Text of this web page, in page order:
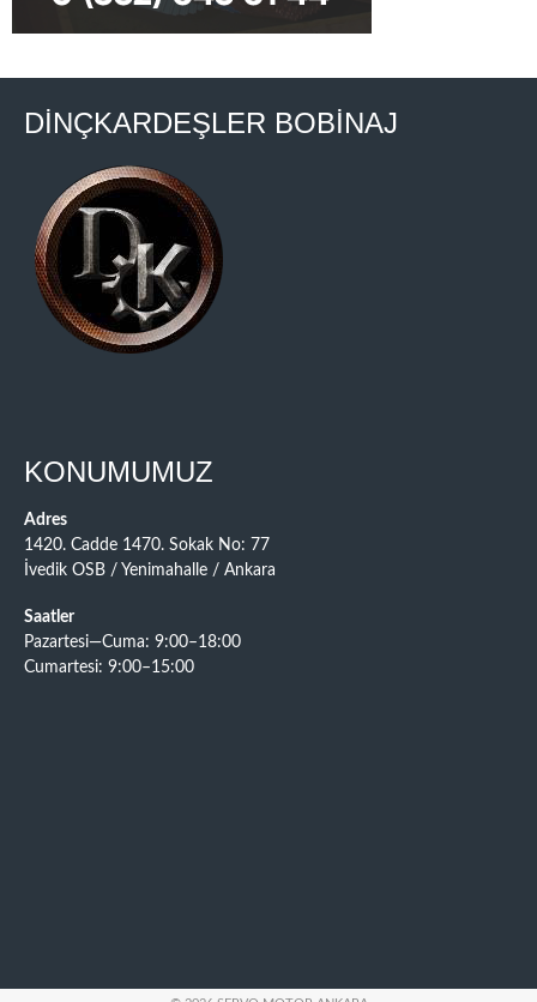
DİNÇKARDEŞLER BOBİNAJ
KONUMUMUZ
Adres
1420. Cadde 1470. Sokak No: 77
İvedik OSB / Yenimahalle / Ankara
Saatler
Pazartesi—Cuma: 9:00–18:00
Cumartesi: 9:00–15:00